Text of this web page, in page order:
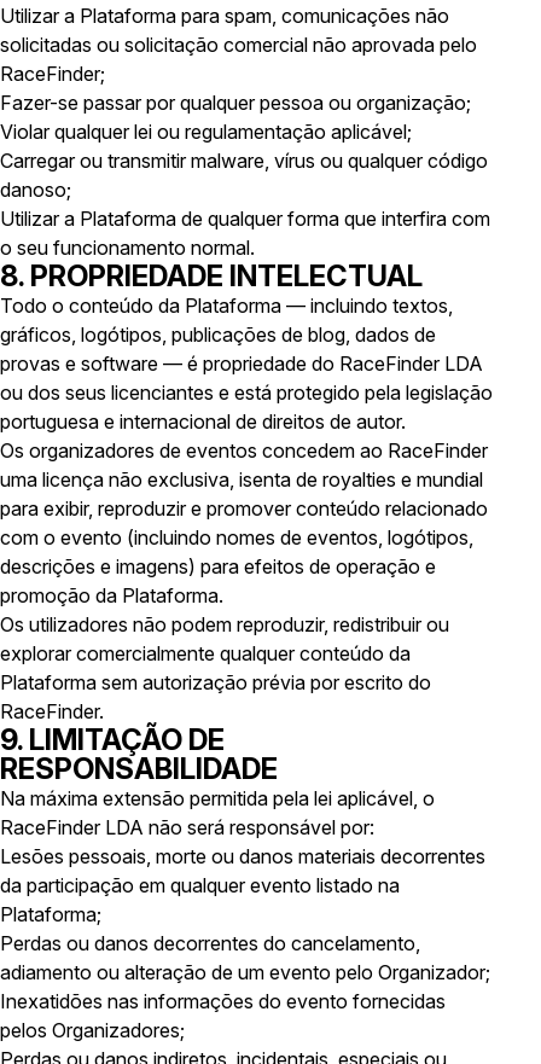
Utilizar a Plataforma para spam, comunicações não
solicitadas ou solicitação comercial não aprovada pelo
RaceFinder;
Fazer-se passar por qualquer pessoa ou organização;
Violar qualquer lei ou regulamentação aplicável;
Carregar ou transmitir malware, vírus ou qualquer código
danoso;
Utilizar a Plataforma de qualquer forma que interfira com
o seu funcionamento normal.
8. PROPRIEDADE INTELECTUAL
Todo o conteúdo da Plataforma — incluindo textos,
gráficos, logótipos, publicações de blog, dados de
provas e software — é propriedade do RaceFinder LDA
ou dos seus licenciantes e está protegido pela legislação
portuguesa e internacional de direitos de autor.
Os organizadores de eventos concedem ao RaceFinder
uma licença não exclusiva, isenta de royalties e mundial
para exibir, reproduzir e promover conteúdo relacionado
com o evento (incluindo nomes de eventos, logótipos,
descrições e imagens) para efeitos de operação e
promoção da Plataforma.
Os utilizadores não podem reproduzir, redistribuir ou
explorar comercialmente qualquer conteúdo da
Plataforma sem autorização prévia por escrito do
RaceFinder.
9. LIMITAÇÃO DE
RESPONSABILIDADE
Na máxima extensão permitida pela lei aplicável, o
RaceFinder LDA não será responsável por:
Lesões pessoais, morte ou danos materiais decorrentes
da participação em qualquer evento listado na
Plataforma;
Perdas ou danos decorrentes do cancelamento,
adiamento ou alteração de um evento pelo Organizador;
Inexatidões nas informações do evento fornecidas
pelos Organizadores;
Perdas ou danos indiretos, incidentais, especiais ou